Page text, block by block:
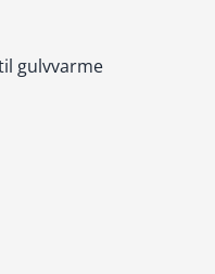
gulvvarme